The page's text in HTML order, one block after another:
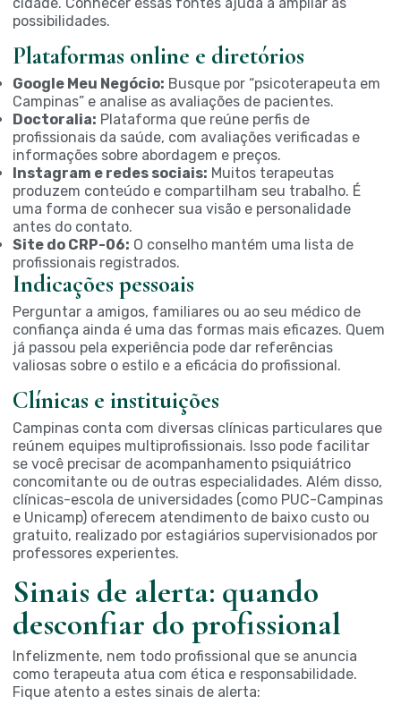
possibilidades.
Plataformas online e diretórios
Google Meu Negócio: Busque por “psicoterapeuta em
Campinas” e analise as avaliações de pacientes.
Doctoralia: Plataforma que reúne perfis de
profissionais da saúde, com avaliações verificadas e
informações sobre abordagem e preços.
Instagram e redes sociais: Muitos terapeutas
produzem conteúdo e compartilham seu trabalho. É
uma forma de conhecer sua visão e personalidade
antes do contato.
Site do CRP-06: O conselho mantém uma lista de
profissionais registrados.
Indicações pessoais
Perguntar a amigos, familiares ou ao seu médico de
confiança ainda é uma das formas mais eficazes. Quem
já passou pela experiência pode dar referências
valiosas sobre o estilo e a eficácia do profissional.
Clínicas e instituições
Campinas conta com diversas clínicas particulares que
reúnem equipes multiprofissionais. Isso pode facilitar
se você precisar de acompanhamento psiquiátrico
concomitante ou de outras especialidades. Além disso,
clínicas-escola de universidades (como PUC-Campinas
e Unicamp) oferecem atendimento de baixo custo ou
gratuito, realizado por estagiários supervisionados por
professores experientes.
Sinais de alerta: quando
desconfiar do profissional
Infelizmente, nem todo profissional que se anuncia
como terapeuta atua com ética e responsabilidade.
Fique atento a estes sinais de alerta: